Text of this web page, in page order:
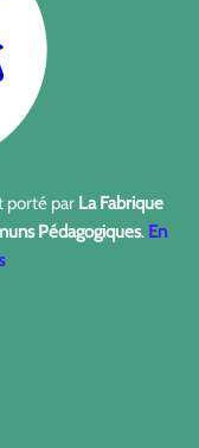
porté par La Fabrique
Pédagogiques. En